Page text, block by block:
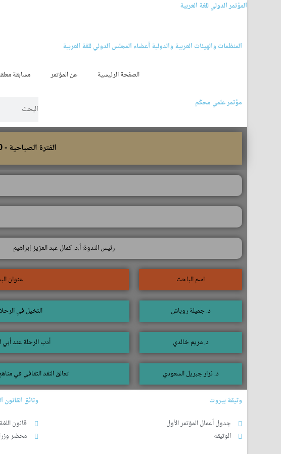
المؤتمر الدولي للغة العربية
المنظمات والهيئات العربية والدولية أعضاء المجلس الدولي للغة العربية
الصفحة الرئيسية عن المؤتمر مسابقة
مؤتمر علمي محكّم
الفترة الصباحية - 9:00 - 12:30: مايو 3 - 2017 الموافق شعبان 7 - 1438 هـ
رئيس الندوة: أ.د. كمال عبد العزيز إبراهيم
اسم الباحث عنوان
د. جميلة روباش التخيل في
د. مريم خالدي أدب الرحلة عند أبي
د. نزار جبريل السعودي تعالق النقد الثقافي في
وثيقة بيروت
جدول أعمال المؤتمر الأول
الوثيقة
وثائق القانون
قانون
محضر